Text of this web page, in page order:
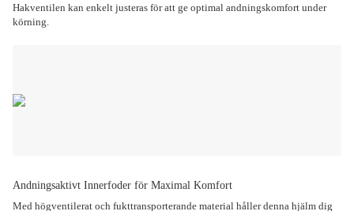
Hakventilen kan enkelt justeras för att ge optimal andningskomfort under
körning.
Andningsaktivt Innerfoder för Maximal Komfort
Med högventilerat och fukttransporterande material håller denna hjälm dig